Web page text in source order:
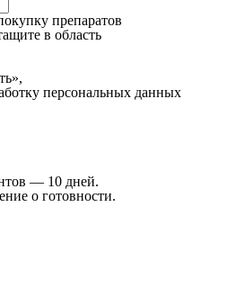
препаратов
в область
персональных данных
— 10 дней.
о готовности.